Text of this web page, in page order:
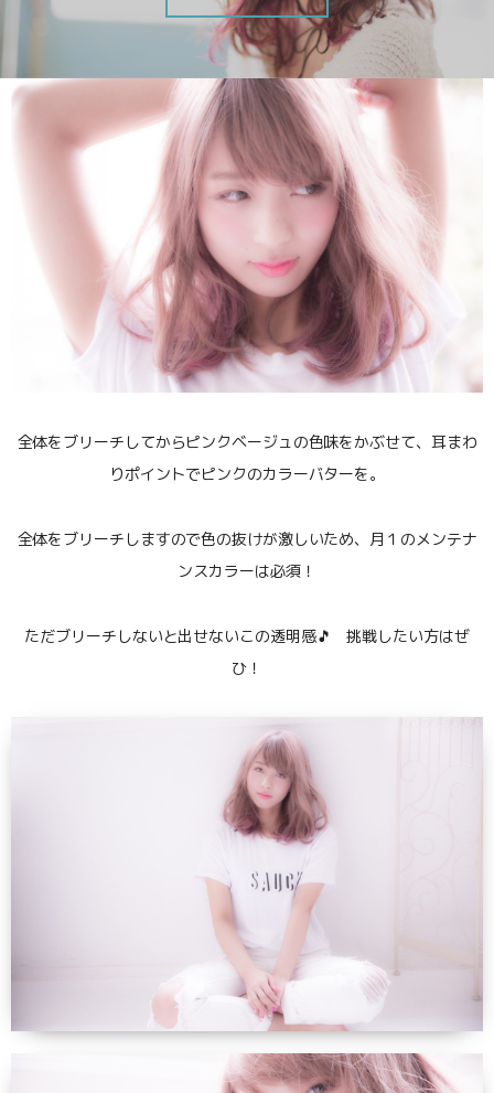
全体をブリーチしてからピンクベージュの色味をかぶせて、耳まわ
りポイントでピンクのカラーバターを。
全体をブリーチしますので色の抜けが激しいため、月１のメンテナ
ンスカラーは必須！
ただブリーチしないと出せないこの透明感🎵 挑戦したい方はぜ
ひ！